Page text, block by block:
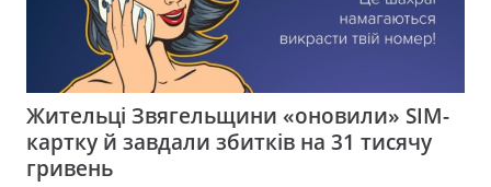
Жительці Звягельщини «оновили» SIM-
картку й завдали збитків на 31 тисячу
гривень